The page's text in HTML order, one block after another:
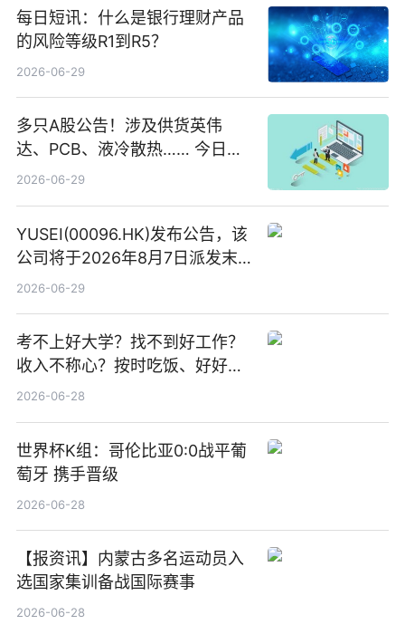
每日短讯：什么是银行理财产品
的风险等级R1到R5？
2026-06-29
多只A股公告！涉及供货英伟
达、PCB、液冷散热…… 今日快
讯
2026-06-29
YUSEI(00096.HK)发布公告，该
公司将于2026年8月7日派发末
期股息每股人民币0.013元 每日
2026-06-29
考不上好大学？找不到好工作？
收入不称心？按时吃饭、好好睡
觉
2026-06-28
世界杯K组：哥伦比亚0:0战平葡
萄牙 携手晋级
2026-06-28
【报资讯】内蒙古多名运动员入
选国家集训备战国际赛事
2026-06-28